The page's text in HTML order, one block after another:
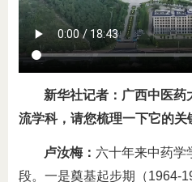
新华社记者：广西中医药
流学科，请您梳理一下它的关
卢汝梅： 六十年来中药学
段。一是奠基起步期（1964-